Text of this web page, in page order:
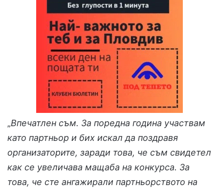
„Впечатлен съм. За поредна година участвам
като партньор и бих искал да поздравя
организаторите, заради това, че съм свидетел
как се увеличава мащаба на конкурса. За
това, че сте ангажирали партньорството на